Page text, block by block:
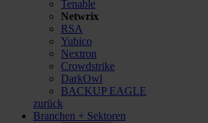
Tenable
Netwrix
RSA
Yubico
Nextron
Crowdstrike
DarkOwl
BACKUP EAGLE
zurück
Branchen + Sektoren